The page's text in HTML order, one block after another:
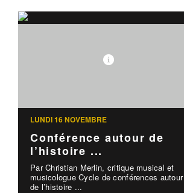
LUNDI 16 NOVEMBRE
Conférence autour de
l’histoire ...
Par Christian Merlin, critique musical et
musicologue Cycle de conférences autour
de l’histoire ...